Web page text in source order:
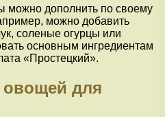
можно дополнить по своему
можно добавить
соленые огурцы или
основным ингредиентам
«Простецкий».
овощей для